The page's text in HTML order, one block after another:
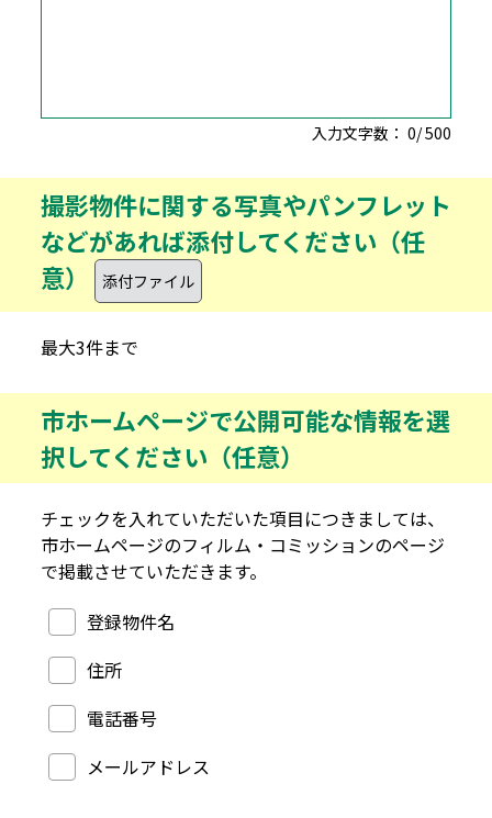
入力文字数： 0/500
撮影物件に関する写真やパンフレット
などがあれば添付してください（任
意）
最大3件まで
市ホームページで公開可能な情報を選
択してください（任意）
チェックを入れていただいた項目につきましては、
市ホームページのフィルム・コミッションのページ
で掲載させていただきます。
市ホームページで公開可能な情報を選択してください（
登録物件名
住所
電話番号
メールアドレス